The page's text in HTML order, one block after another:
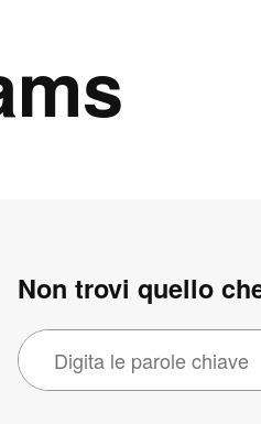
Non trovi quello